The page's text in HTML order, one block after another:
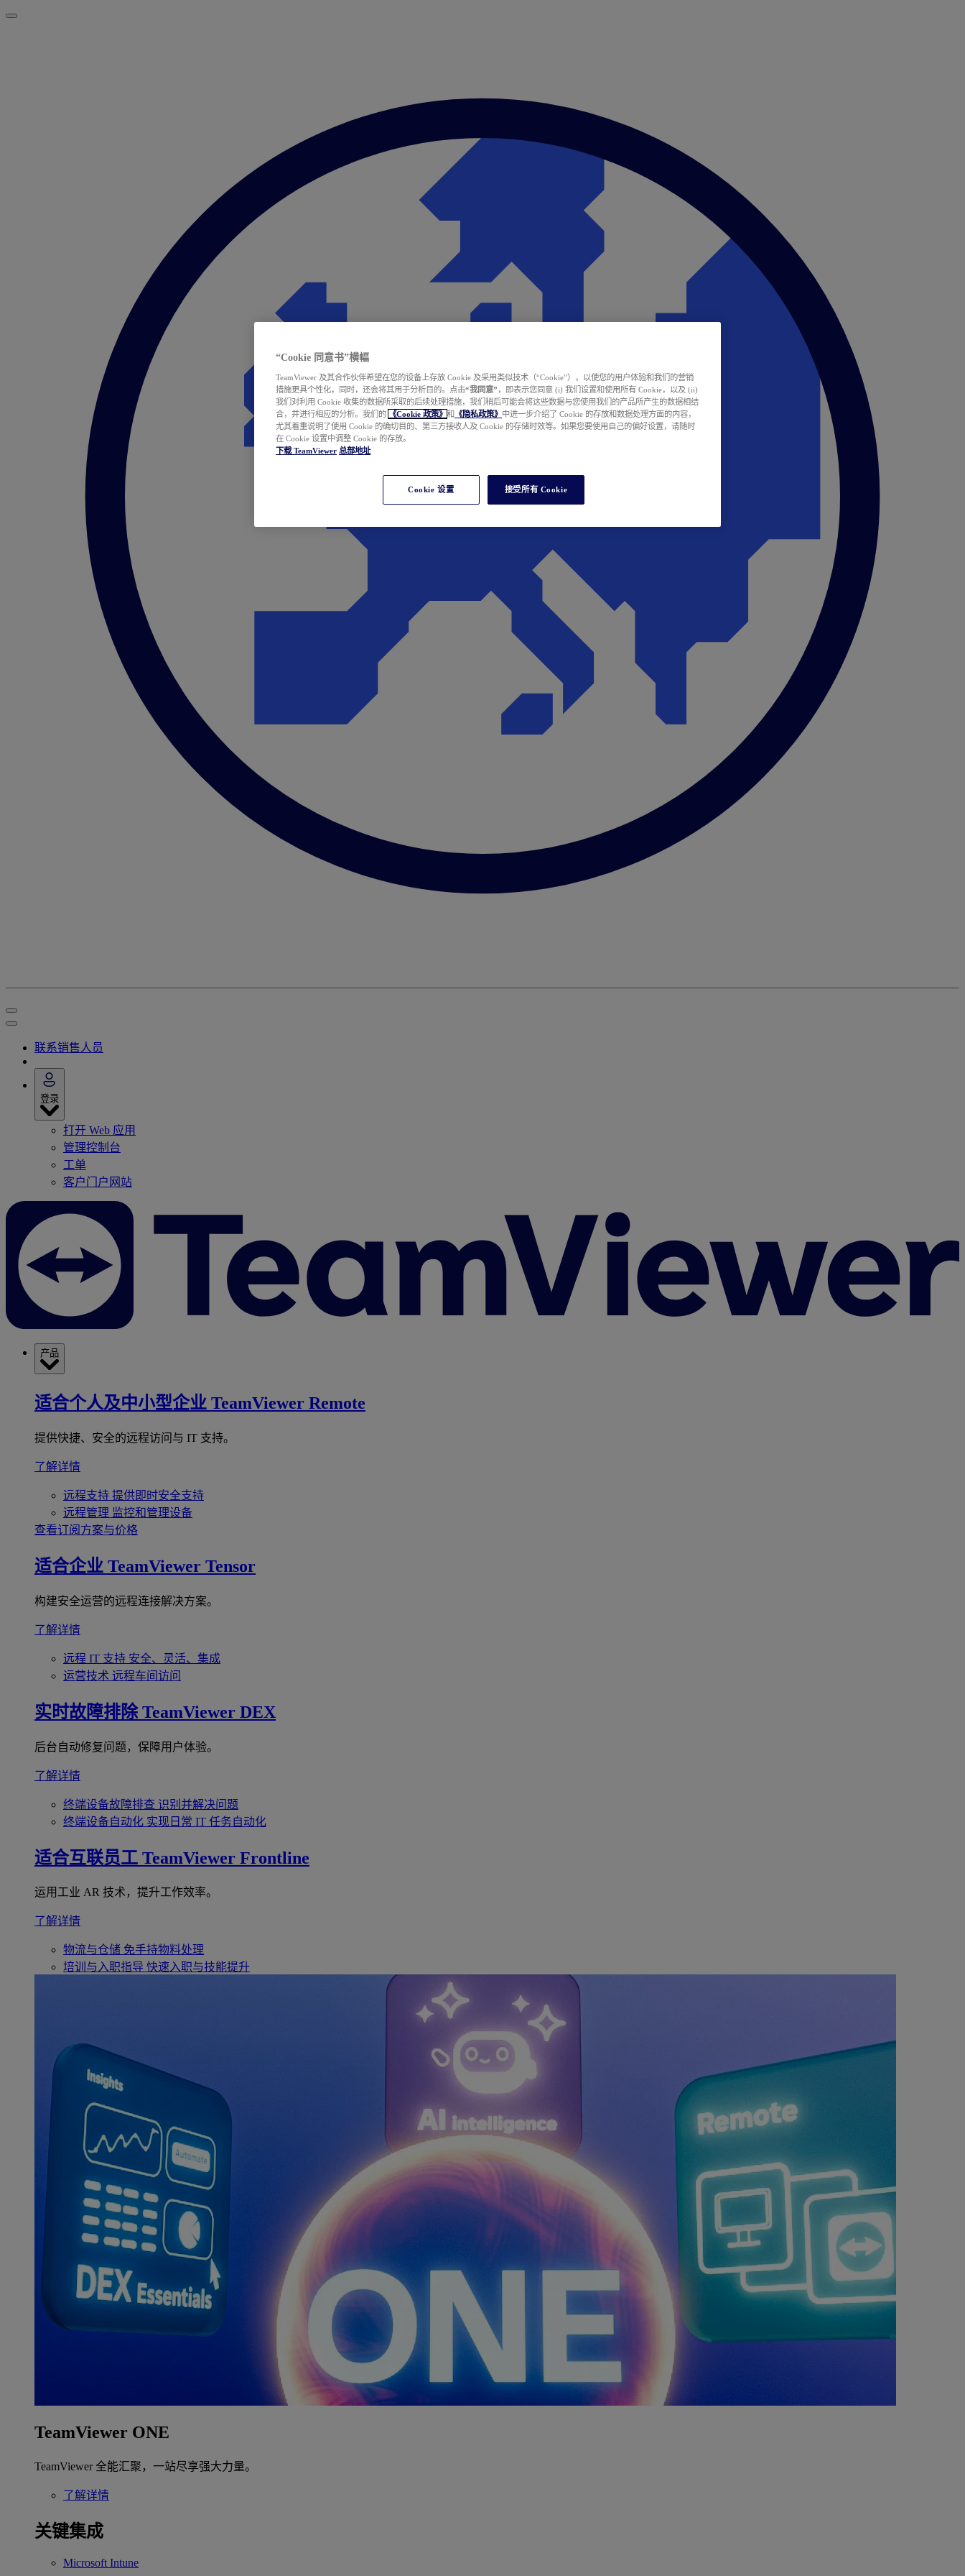
联系销售人员
登录
打开 Web 应用
管理控制台
工单
客户门户网站
产品
适合个人及中小型企业 TeamViewer Remote
提供快捷、安全的远程访问与 IT 支持。
了解详情
远程支持 提供即时安全支持
远程管理 监控和管理设备
查看订阅方案与价格
适合企业 TeamViewer Tensor
构建安全运营的远程连接解决方案。
了解详情
远程 IT 支持 安全、灵活、集成
运营技术 远程车间访问
实时故障排除 TeamViewer DEX
后台自动修复问题，保障用户体验。
了解详情
终端设备故障排查 识别并解决问题
终端设备自动化 实现日常 IT 任务自动化
适合互联员工 TeamViewer Frontline
运用工业 AR 技术，提升工作效率。
了解详情
物流与仓储 免手持物料处理
培训与入职指导 快速入职与技能提升
TeamViewer ONE
TeamViewer 全能汇聚，一站尽享强大力量。
了解详情
关键集成
Microsoft Intune
“Cookie 同意书”横幅
TeamViewer 及其合作伙伴希望在您的设备上存放 Cookie 及采用类似技术（“Cookie”），以使您的用户体验和我们的营销
措施更具个性化，同时，还会将其用于分析目的。点击“我同意” ，即表示您同意 (i) 我们设置和使用所有 Cookie，以及 (ii)
我们对利用 Cookie 收集的数据所采取的后续处理措施，我们稍后可能会将这些数据与您使用我们的产品所产生的数据相结
合，并进行相应的分析。我们的
《Cookie 政策》 和 《隐私政策》 中进一步介绍了 Cookie 的存放和数据处理方面的内容，
尤其着重说明了使用 Cookie 的确切目的、第三方接收人及 Cookie 的存储时效等。如果您要使用自己的偏好设置，请随时
在 Cookie 设置中调整 Cookie 的存放。
下载 TeamViewer 总部地址
Cookie 设置 接受所有 Cookie